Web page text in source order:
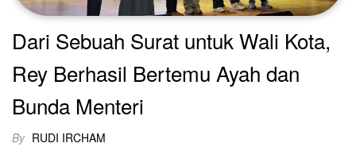
Dari Sebuah Surat untuk Wali Kota,
Rey Berhasil Bertemu Ayah dan
Bunda Menteri
By RUDI IRCHAM